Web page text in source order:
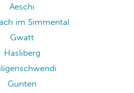
Aeschi
im Simmental
Gwatt
Hasliberg
Gunten